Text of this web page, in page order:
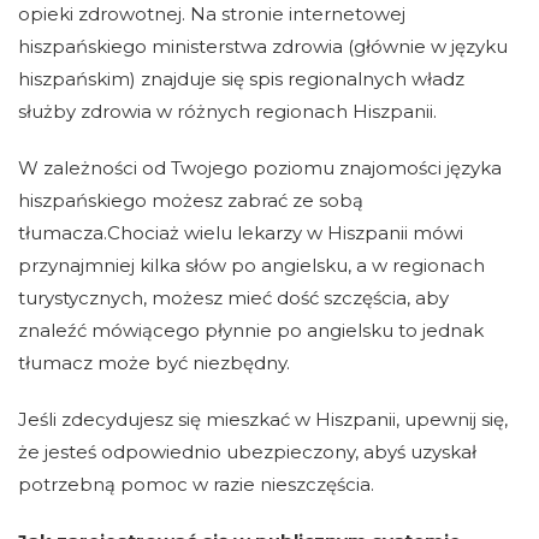
opieki zdrowotnej. Na stronie internetowej
hiszpańskiego ministerstwa zdrowia (głównie w języku
hiszpańskim) znajduje się spis regionalnych władz
służby zdrowia w różnych regionach Hiszpanii.
W zależności od Twojego poziomu znajomości języka
hiszpańskiego możesz zabrać ze sobą
tłumacza.Chociaż wielu lekarzy w Hiszpanii mówi
przynajmniej kilka słów po angielsku, a w regionach
turystycznych, możesz mieć dość szczęścia, aby
znaleźć mówiącego płynnie po angielsku to jednak
tłumacz może być niezbędny.
Jeśli zdecydujesz się mieszkać w Hiszpanii, upewnij się,
że jesteś odpowiednio ubezpieczony, abyś uzyskał
potrzebną pomoc w razie nieszczęścia.